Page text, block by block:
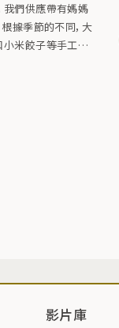
我們供應帶有媽媽
據季節的不同，大
米餃子等手工甜
影片庫